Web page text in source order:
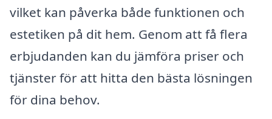
vilket kan påverka både funktionen och
estetiken på dit hem. Genom att få flera
erbjudanden kan du jämföra priser och
tjänster för att hitta den bästa lösningen
för dina behov.